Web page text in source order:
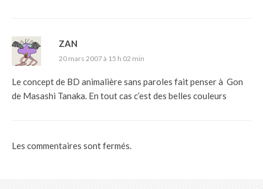
ZAN
20 mars 2007 à 15 h 02 min
Le concept de BD animalière sans paroles fait penser à Gon
de Masashi Tanaka. En tout cas c’est des belles couleurs
Les commentaires sont fermés.